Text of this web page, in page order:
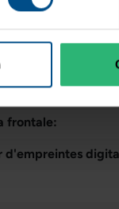
faciale:
de l'écran:
frontale:
d'empreintes